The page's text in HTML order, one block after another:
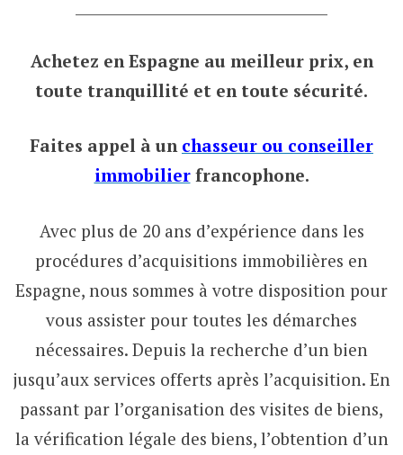
Achetez en Espagne au meilleur prix, en
toute tranquillité et en toute sécurité.
Faites appel à un chasseur ou conseiller
immobilier francophone.
Avec plus de 20 ans d’expérience dans les
procédures d’acquisitions immobilières en
Espagne, nous sommes à votre disposition pour
vous assister pour toutes les démarches
nécessaires. Depuis la recherche d’un bien
jusqu’aux services offerts après l’acquisition. En
passant par l’organisation des visites de biens,
la vérification légale des biens, l’obtention d’un